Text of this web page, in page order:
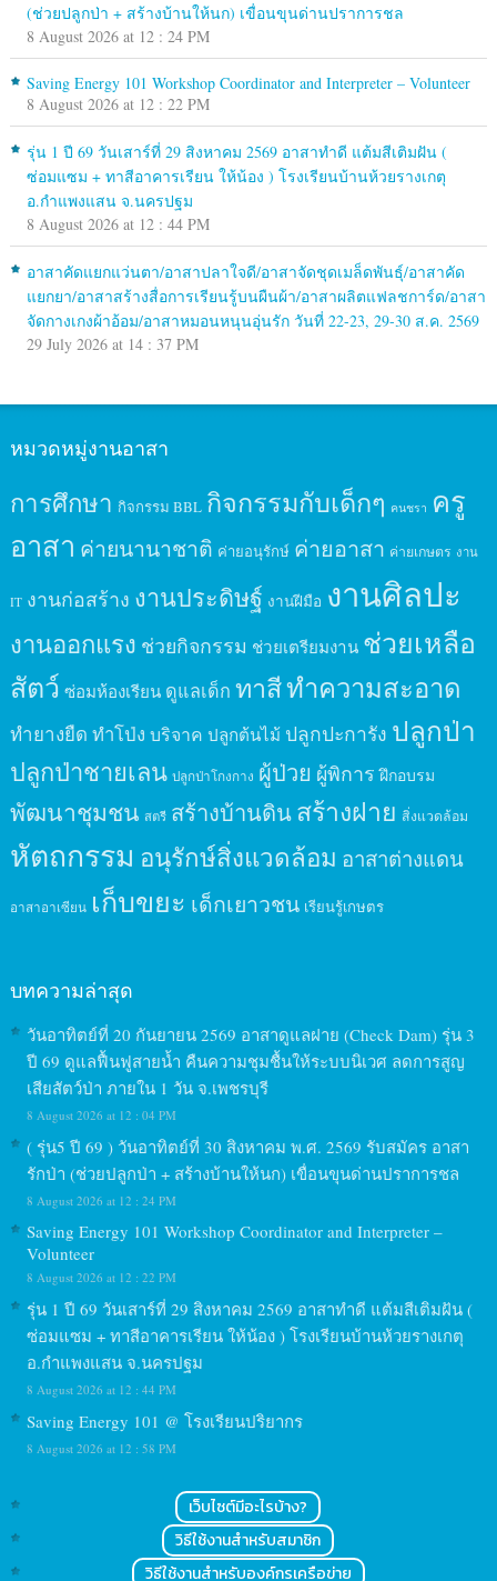
(ช่วยปลูกป่า + สร้างบ้านให้นก) เขื่อนขุนด่านปราการชล
8 August 2026 at 12 : 24 PM
Saving Energy 101 Workshop Coordinator and Interpreter – Volunteer
8 August 2026 at 12 : 22 PM
รุ่น 1 ปี 69 วันเสาร์ที่ 29 สิงหาคม 2569 อาสาทำดี แต้มสีเติมฝัน (
ซ่อมแซม + ทาสีอาคารเรียน ให้น้อง ) โรงเรียนบ้านห้วยรางเกตุ
อ.กำแพงแสน จ.นครปฐม
8 August 2026 at 12 : 44 PM
อาสาคัดแยกแว่นตา/อาสาปลาใจดี/อาสาจัดชุดเมล็ดพันธุ์/อาสาคัด
แยกยา/อาสาสร้างสื่อการเรียนรู้บนผืนผ้า/อาสาผลิตแฟลชการ์ด/อาสา
จัดกางเกงผ้าอ้อม/อาสาหมอนหนุนอุ่นรัก วันที่ 22-23, 29-30 ส.ค. 2569
29 July 2026 at 14 : 37 PM
หมวดหมู่งานอาสา
การศึกษา กิจกรรม BBL กิจกรรมกับเด็กๆ คนชรา ครู
อาสา ค่ายนานาชาติ ค่ายอนุรักษ์ ค่ายอาสา ค่ายเกษตร งาน
IT งานก่อสร้าง งานประดิษฐ์ งานฝีมือ งานศิลปะ
งานออกแรง ช่วยกิจกรรม ช่วยเตรียมงาน ช่วยเหลือ
สัตว์ ซ่อมห้องเรียน ดูแลเด็ก ทาสีทำความสะอาด
ทำยางยืด ทำโป่ง บริจาค ปลูกต้นไม้ ปลูกปะการัง ปลูกป่า
ปลูกป่าชายเลน ปลูกป่าโกงกาง ผู้ป่วย ผู้พิการ ฝึกอบรม
พัฒนาชุมชน สตรี สร้างบ้านดินสร้างฝาย สิ่งแวดล้อม
หัตถกรรม อนุรักษ์สิ่งแวดล้อม อาสาต่างแดน
อาสาอาเซียน เก็บขยะ เด็กเยาวชน เรียนรู้เกษตร
บทความล่าสุด
วันอาทิตย์ที่ 20 กันยายน 2569 อาสาดูแลฝาย (Check Dam) รุ่น 3
ปี 69 ดูแลฟื้นฟูสายน้ำ คืนความชุมชื้นให้ระบบนิเวศ ลดการสูญ
เสียสัตว์ป่า ภายใน 1 วัน จ.เพชรบุรี
8 August 2026 at 12 : 04 PM
( รุ่น5 ปี 69 ) วันอาทิตย์ที่ 30 สิงหาคม พ.ศ. 2569 รับสมัคร อาสา
รักป่า (ช่วยปลูกป่า + สร้างบ้านให้นก) เขื่อนขุนด่านปราการชล
8 August 2026 at 12 : 24 PM
Saving Energy 101 Workshop Coordinator and Interpreter –
Volunteer
8 August 2026 at 12 : 22 PM
รุ่น 1 ปี 69 วันเสาร์ที่ 29 สิงหาคม 2569 อาสาทำดี แต้มสีเติมฝัน (
ซ่อมแซม + ทาสีอาคารเรียน ให้น้อง ) โรงเรียนบ้านห้วยรางเกตุ
อ.กำแพงแสน จ.นครปฐม
8 August 2026 at 12 : 44 PM
Saving Energy 101 @ โรงเรียนปริยากร
8 August 2026 at 12 : 58 PM
เว็บไซต์มีอะไรบ้าง?
วิธีใช้งานสำหรับสมาชิก
วิธีใช้งานสำหรับองค์กรเครือข่าย